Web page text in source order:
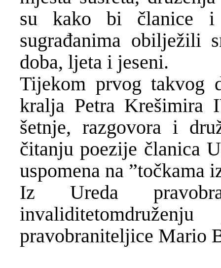
su kako bi članice i
sugrađanima obilježili
doba, ljeta i jeseni.
Tijekom prvog takvog
kralja Petra Krešimira
šetnje, razgovora i
čitanju poezije članica
uspomena na ”točkama
Iz Ureda
pravobraniteljice Mario